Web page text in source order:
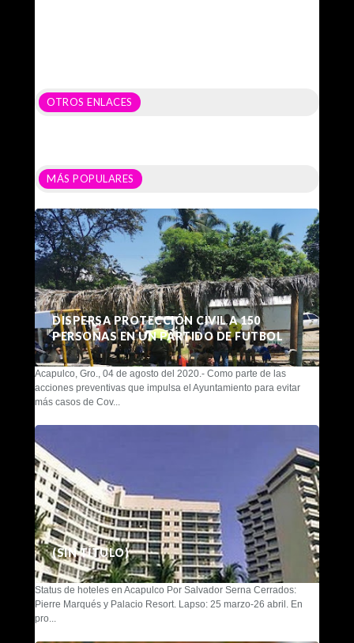
OTROS ENLACES
MÁS POPULARES
DISPERSA PROTECCIÓN CIVIL A 150
PERSONAS EN UN PARTIDO DE FUTBOL
Acapulco, Gro., 04 de agosto del 2020.- Como parte de las
acciones preventivas que impulsa el Ayuntamiento para evitar
más casos de Cov...
(SIN TÍTULO)
Status de hoteles en Acapulco Por Salvador Serna Cerrados:
Pierre Marqués y Palacio Resort. Lapso: 25 marzo-26 abril. En
pro...